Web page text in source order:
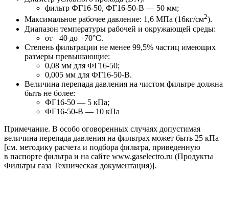
фильтр ФГ16-50, ФГ16-50-В — 50 мм;
Максимальное рабочее давление: 1,6 МПа (16кг/см2).
Диапазон температуры рабочей и окружающей среды:
от −40 до +70°С.
Степень фильтрации не менее 99,5% частиц имеющих
размеры превышающие:
0,08 мм для ФГ16-50;
0,005 мм для ФГ16-50-В.
Величина перепада давления на чистом фильтре должна
быть не более:
ФГ16-50 — 5 кПа;
ФГ16-50-В — 10 кПа
Примечание. В особо оговоренных случаях допустимая
величина перепада давления на фильтрах может быть 25 кПа
[см. методику расчета и подбора фильтра, приведенную
в паспорте фильтра и на сайте www.gaselectro.ru (Продукты
Фильтры газа Техническая документация)].